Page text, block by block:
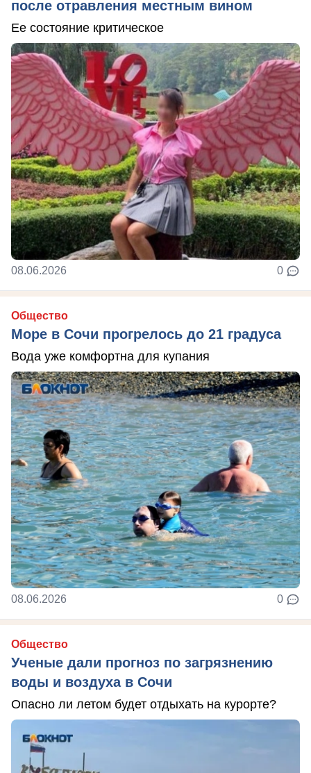
после отравления местным вином
Ее состояние критическое
08.06.2026 0
Общество
Море в Сочи прогрелось до 21 градуса
Вода уже комфортна для купания
08.06.2026 0
Общество
Ученые дали прогноз по загрязнению
воды и воздуха в Сочи
Опасно ли летом будет отдыхать на курорте?